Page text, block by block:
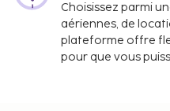
Choisissez parmi
aériennes, de
plateforme offre
pour que vous